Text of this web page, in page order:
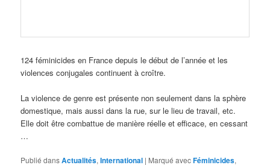
124 féminicides en France depuis le début de l’année et les
violences conjugales continuent à croître.
La violence de genre est présente non seulement dans la sphère
domestique, mais aussi dans la rue, sur le lieu de travail, etc.
Elle doit être combattue de manière réelle et efficace, en cessant
…
Publié dansActualités,International | Marqué avecFéminicides,